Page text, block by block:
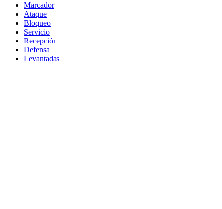
Marcador
Ataque
Bloqueo
Servicio
Recepción
Defensa
Levantadas